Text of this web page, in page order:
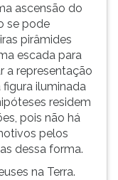
ascensão do
se pode
pirâmides
escada para
a representação
figura iluminada
residem
pois não há
pelos
dessa forma.
na Terra.